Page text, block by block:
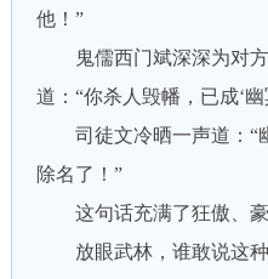
他！”
鬼儒西门斌深深为对方
道：“你杀人毁幡，已成‘
司徒文冷晒一声道：“
除名了！”
这句话充满了狂傲、豪
放眼武林，谁敢说这种